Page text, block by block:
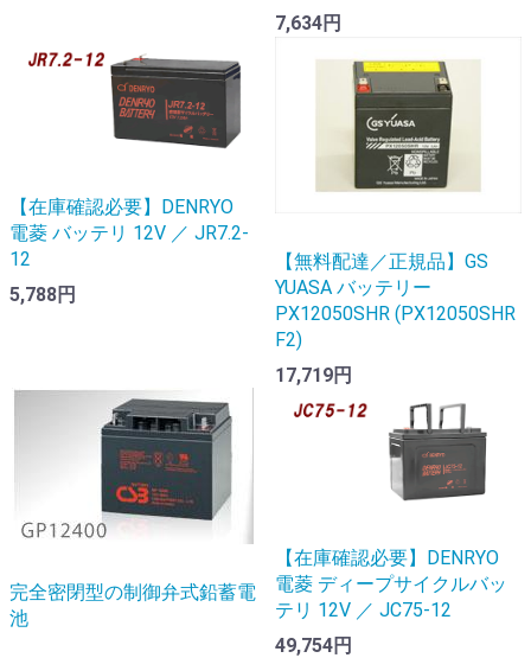
7,634円
【在庫確認必要】DENRYO
電菱 バッテリ 12V ／ JR7.2-
12
5,788円
【無料配達／正規品】GS
YUASA バッテリー
PX12050SHR (PX12050SHR
F2)
17,719円
完全密閉型の制御弁式鉛蓄電
池
【在庫確認必要】DENRYO
電菱 ディープサイクルバッ
テリ 12V ／ JC75-12
49,754円